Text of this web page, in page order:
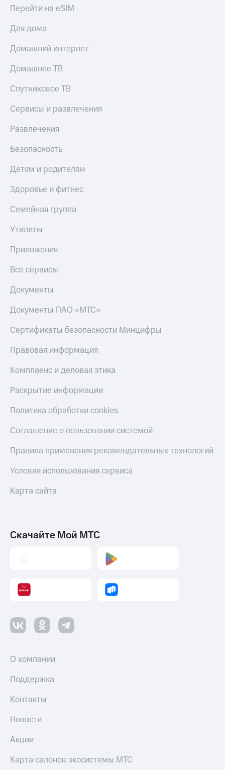
Перейти на eSIM
Для дома
Домашний интернет
Домашнее ТВ
Спутниковое ТВ
Сервисы и развлечения
Развлечения
Безопасность
Детям и родителям
Здоровье и фитнес
Семейная группа
Утилиты
Приложения
Все сервисы
Документы
Документы ПАО «МТС»
Сертификаты безопасности Минцифры
Правовая информация
Комплаенс и деловая этика
Раскрытие информации
Политика обработки cookies
Соглашение о пользовании системой
Правила применения рекомендательных технологий
Условия использования сервиса
Карта сайта
Скачайте Мой МТС
О компании
Поддержка
Контакты
Новости
Акции
Карта салонов экосистемы МТС